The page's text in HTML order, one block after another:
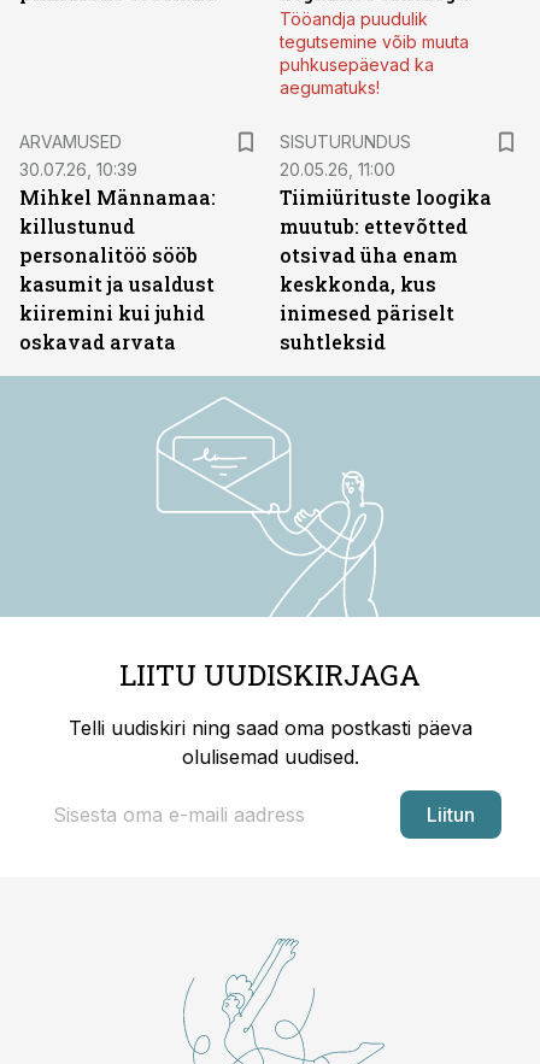
Tööandja puudulik
tegutsemine võib muuta
puhkusepäevad ka
aegumatuks!
ARVAMUSED
30.07.26, 10:39
Mihkel Männamaa:
killustunud
personalitöö sööb
kasumit ja usaldust
kiiremini kui juhid
oskavad arvata
SISUTURUNDUS
20.05.26, 11:00
Tiimiürituste loogika
muutub: ettevõtted
otsivad üha enam
keskkonda, kus
inimesed päriselt
suhtleksid
LIITU UUDISKIRJAGA
Telli uudiskiri ning saad oma postkasti päeva
olulisemad uudised.
Liitun